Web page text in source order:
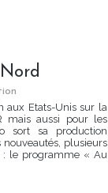
aux Etats-Unis sur la
mais aussi pour les
sort sa production
plusieurs
: le programme « Au